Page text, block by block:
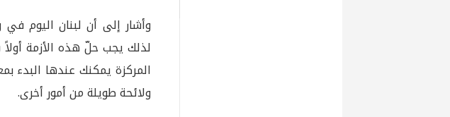
وأشار إلى أن لبنان اليوم
لذلك يجب حلّ هذه الأزمة أولاً
المركزة يمكنك عندها البدء
ولائحة طويلة من أمور أخرى.